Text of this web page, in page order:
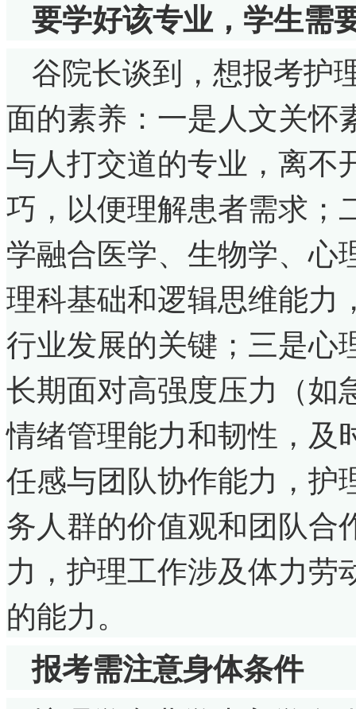
要学好该专业，学生需
谷院长谈到，想报考护
面的素养：一是人文关怀
与人打交道的专业，离不
巧，以便理解患者需求；
学融合医学、生物学、心
理科基础和逻辑思维能力
行业发展的关键；三是心
长期面对高强度压力（如
情绪管理能力和韧性，及
任感与团队协作能力，护
务人群的价值观和团队合
力，护理工作涉及体力
的能力。
报考需注意身体条件